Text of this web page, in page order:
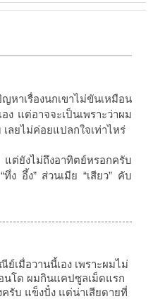
าเรื่องนกเขาไม่ขันเหมือน
ง แต่อาจจะเป็นเพราะว่าผม
ลยไม่ค่อยแปลกใจเท่าไหร่
ยังไม่ถึงอาทิตย์หรอกครับ
ง อึ้ง” ส่วนเมีย “เสียว” คับ
เมื่อวานนี้เอง เพราะผมไม่
นโด ผมกินแคปซูลเม็ดแรก
ครับ แข็งปั๋ง แต่น่าเสียดายที่